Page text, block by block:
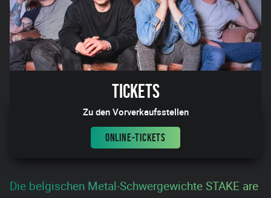
Tickets
Zu den Vorverkaufsstellen
ONLINE-TICKETS
Die belgischen Metal-Schwergewichte STAKE are